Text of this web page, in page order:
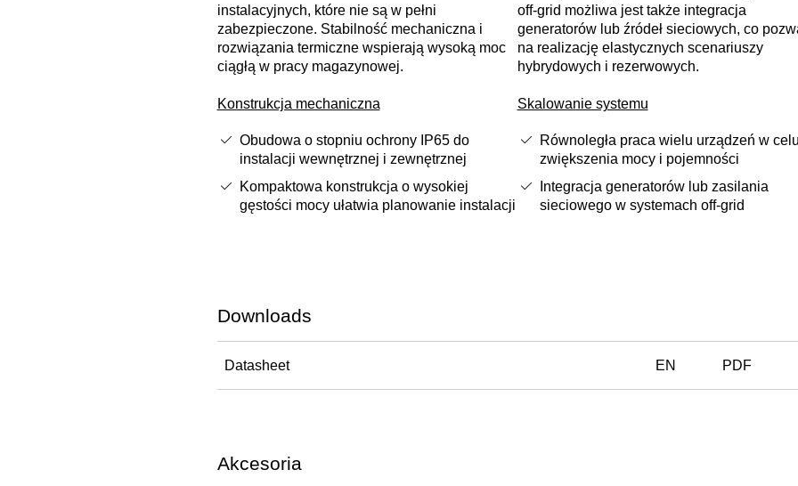
instalacyjnych, które nie są w pełni
zabezpieczone. Stabilność mechaniczna i
rozwiązania termiczne wspierają wysoką moc
ciągłą w pracy magazynowej.
Konstrukcja mechaniczna
Obudowa o stopniu ochrony IP65 do
instalacji wewnętrznej i zewnętrznej
Kompaktowa konstrukcja o wysokiej
gęstości mocy ułatwia planowanie instalacji
off-grid możliwa jest także integracja
generatorów lub źródeł sieciowych, co
na realizację elastycznych scenariuszy
hybrydowych i rezerwowych.
Skalowanie systemu
Równoległa praca wielu urządzeń w
zwiększenia mocy i pojemności
Integracja generatorów lub zasilania
sieciowego w systemach off-grid
Downloads
Datasheet EN PDF
Akcesoria